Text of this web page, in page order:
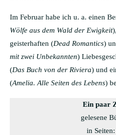
Im Februar habe ich u. a. einen
Wölfe aus dem Wald der Ewigkeit
geisterhaften (Dead Romantics)
mit zwei Unbekannten)
(Das Buch von der Riviera) und
(Amelia. Alle Seiten des Lebens)
Ein paar
gelesene
in